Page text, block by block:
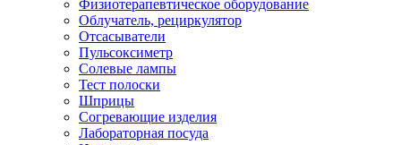
Физиотерапевтическое оборудование
Облучатель, рециркулятор
Отсасыватели
Пульсоксиметр
Солевые лампы
Тест полоски
Шприцы
Согревающие изделия
Лабораторная посуда